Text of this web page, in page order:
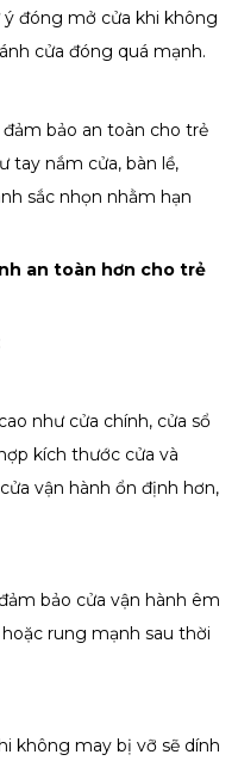
đóng mở cửa khi không
cửa đóng quá mạnh.
bảo an toàn cho trẻ
tay nắm cửa, bàn lề,
sắc nhọn nhằm hạn
an toàn hơn cho trẻ
như cửa chính, cửa sổ
kích thước cửa và
vận hành ổn định hơn,
bảo cửa vận hành êm
rung mạnh sau thời
không may bị vỡ sẽ dính